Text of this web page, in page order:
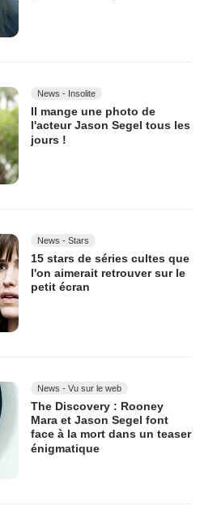
News - Insolite
Il mange une photo de
l'acteur Jason Segel tous les
jours !
News - Stars
15 stars de séries cultes que
l'on aimerait retrouver sur le
petit écran
News - Vu sur le web
The Discovery : Rooney
Mara et Jason Segel font
face à la mort dans un teaser
énigmatique